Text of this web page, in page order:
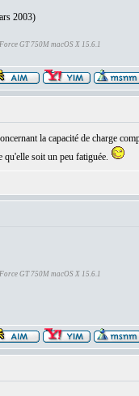
2003)
GT 750M macOS X 15.6.1
la capacité de charge
qu'elle soit un peu fatiguée.
GT 750M macOS X 15.6.1